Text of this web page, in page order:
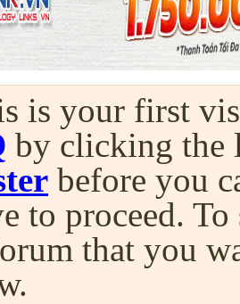
is your first
by clicking the
before you
to proceed.
that you